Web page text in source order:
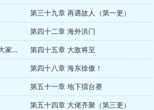
第三十九章 再遇故人（第一更）
第四十二章 海外洪门
第四十四章 云山大阵（五千收藏了，谢谢大家^_^）
第四十五章 大敌将至
第四十八章 海东徐傲！
第五十一章 地下擂台赛
第五十四章 大佬齐聚（第三更）